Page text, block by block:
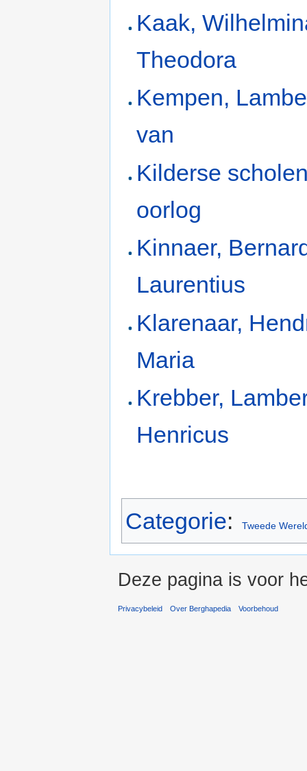
Kaak,
Theodora
Kempen,
van
Kilderse
oorlog
Kinnaer,
Laurentius
Klarenaar,
Maria
Krebber,
Henricus
Categorie: Tweede
Deze pagina is voor
Privacybeleid Over Berghapedia Voorbehoud